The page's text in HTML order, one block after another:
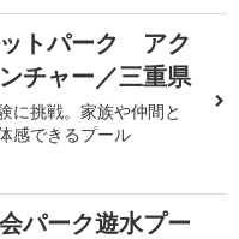
トパーク アク
チャー／三重県
に挑戦。家族や仲間と
感できるプール
パーク遊水プー